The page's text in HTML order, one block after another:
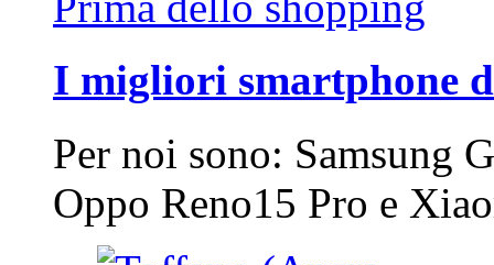
I migliori smartphone
Per noi sono: Samsung
Oppo Reno15 Pro e